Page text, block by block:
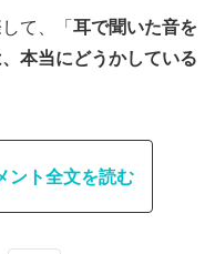
て、「耳で聞いた音を
本当にどうかしている
ント全文を読む